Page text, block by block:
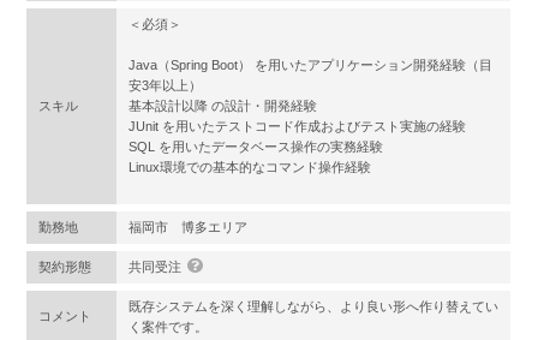
スキル
＜必須＞
Java（Spring Boot） を用いたアプリケーション開発経験（目
安3年以上）
基本設計以降 の設計・開発経験
JUnit を用いたテストコード作成およびテスト実施の経験
SQL を用いたデータベース操作の実務経験
Linux環境での基本的なコマンド操作経験
勤務地 福岡市 博多エリア
契約形態 共同受注
コメント
既存システムを深く理解しながら、より良い形へ作り替えてい
く案件です。